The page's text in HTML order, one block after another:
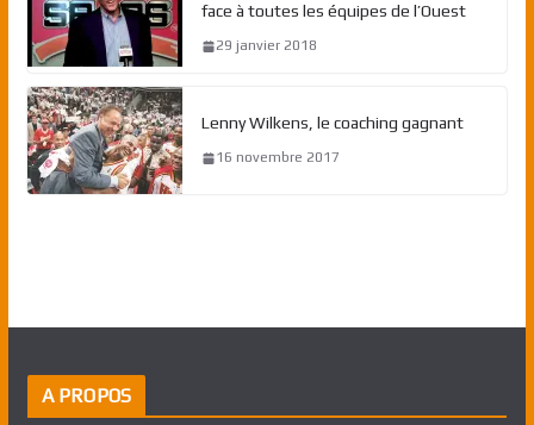
face à toutes les équipes de l’Ouest
29 janvier 2018
Lenny Wilkens, le coaching gagnant
16 novembre 2017
A PROPOS